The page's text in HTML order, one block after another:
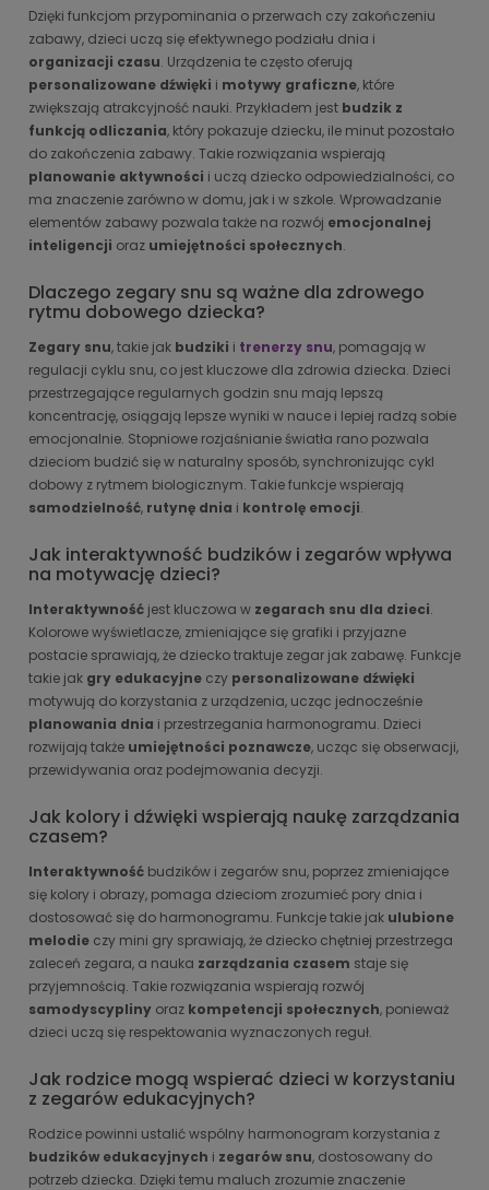
Dzięki funkcjom przypominania o przerwach czy zakończeniu
zabawy, dzieci uczą się efektywnego podziału dnia i
organizacji czasu. Urządzenia te często oferują
personalizowane dźwięki i motywy graficzne, które
zwiększają atrakcyjność nauki. Przykładem jest budzik z
funkcją odliczania, który pokazuje dziecku, ile minut pozostało
do zakończenia zabawy. Takie rozwiązania wspierają
planowanie aktywności i uczą dziecko odpowiedzialności, co
ma znaczenie zarówno w domu, jak i w szkole. Wprowadzanie
elementów zabawy pozwala także na rozwój emocjonalnej
inteligencji oraz umiejętności społecznych.
Dlaczego zegary snu są ważne dla zdrowego
rytmu dobowego dziecka?
Zegary snu, takie jak budziki i trenerzy snu, pomagają w
regulacji cyklu snu, co jest kluczowe dla zdrowia dziecka. Dzieci
przestrzegające regularnych godzin snu mają lepszą
koncentrację, osiągają lepsze wyniki w nauce i lepiej radzą sobie
emocjonalnie. Stopniowe rozjaśnianie światła rano pozwala
dzieciom budzić się w naturalny sposób, synchronizując cykl
dobowy z rytmem biologicznym. Takie funkcje wspierają
samodzielność, rutynę dnia i kontrolę emocji.
Jak interaktywność budzików i zegarów wpływa
na motywację dzieci?
Interaktywność jest kluczowa w zegarach snu dla dzieci.
Kolorowe wyświetlacze, zmieniające się grafiki i przyjazne
postacie sprawiają, że dziecko traktuje zegar jak zabawę. Funkcje
takie jak gry edukacyjne czy personalizowane dźwięki
motywują do korzystania z urządzenia, ucząc jednocześnie
planowania dnia i przestrzegania harmonogramu. Dzieci
rozwijają także umiejętności poznawcze, ucząc się obserwacji,
przewidywania oraz podejmowania decyzji.
Jak kolory i dźwięki wspierają naukę zarządzania
czasem?
Interaktywność budzików i zegarów snu, poprzez zmieniające
się kolory i obrazy, pomaga dzieciom zrozumieć pory dnia i
dostosować się do harmonogramu. Funkcje takie jak ulubione
melodie czy mini gry sprawiają, że dziecko chętniej przestrzega
zaleceń zegara, a nauka zarządzania czasem staje się
przyjemnością. Takie rozwiązania wspierają rozwój
samodyscypliny oraz kompetencji społecznych, ponieważ
dzieci uczą się respektowania wyznaczonych reguł.
Jak rodzice mogą wspierać dzieci w korzystaniu
z zegarów edukacyjnych?
Rodzice powinni ustalić wspólny harmonogram korzystania z
budzików edukacyjnych i zegarów snu, dostosowany do
potrzeb dziecka. Dzięki temu maluch zrozumie znaczenie